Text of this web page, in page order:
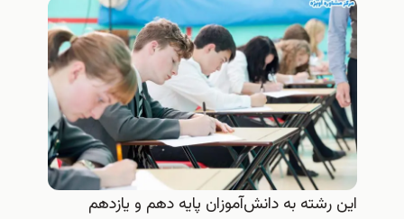
این رشته به دانش‌آموزان پایه دهم و یازدهم